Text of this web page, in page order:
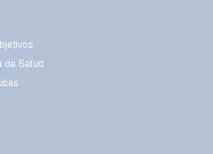
de Salud